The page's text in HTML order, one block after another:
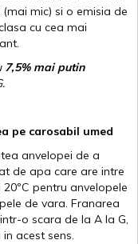
mic) si o emisia de
cu cea mai
7,5% mai putin
pe carosabil umed
anvelopei de a
de apa care are intre
pentru anvelopele
de vara. Franarea
o scara de la A la G,
acest sens.